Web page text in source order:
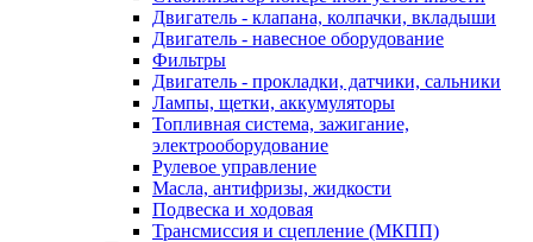
Двигатель - клапана, колпачки, вкладыши
Двигатель - навесное оборудование
Фильтры
Двигатель - прокладки, датчики, сальники
Лампы, щетки, аккумуляторы
Топливная система, зажигание,
электрооборудование
Рулевое управление
Масла, антифризы, жидкости
Подвеска и ходовая
Трансмиссия и сцепление (МКПП)